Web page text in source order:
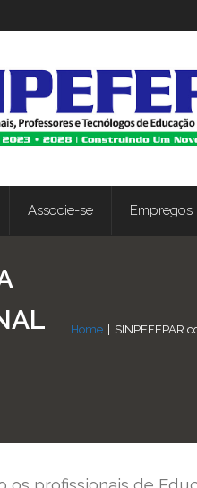
Associe-se Empregos
Home
SINPEFEPAR